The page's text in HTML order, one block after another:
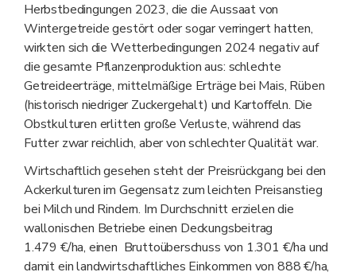
Herbstbedingungen 2023, die die Aussaat von
Wintergetreide gestört oder sogar verringert hatten,
wirkten sich die Wetterbedingungen 2024 negativ auf
die gesamte Pflanzenproduktion aus: schlechte
Getreideerträge, mittelmäßige Erträge bei Mais, Rüben
(historisch niedriger Zuckergehalt) und Kartoffeln. Die
Obstkulturen erlitten große Verluste, während das
Futter zwar reichlich, aber von schlechter Qualität war.
Wirtschaftlich gesehen steht der Preisrückgang bei den
Ackerkulturen im Gegensatz zum leichten Preisanstieg
bei Milch und Rindern. Im Durchschnitt erzielen die
wallonischen Betriebe einen Deckungsbeitrag
1.479 €/ha, einen Bruttoüberschuss von 1.301 €/ha und
damit ein landwirtschaftliches Einkommen von 888 €/ha,